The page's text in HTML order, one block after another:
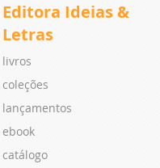
Editora Ideias &
Letras
livros
coleções
lançamentos
ebook
catálogo